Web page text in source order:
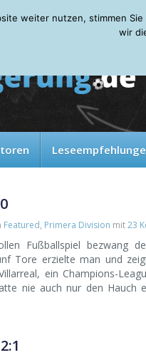
Featured, Primera Division mit23
Fußballspiel bezwang
Tore erzielte man und
ein Champions-
nie auch nur den Hauch
weiter nutzen, stimmen
wir